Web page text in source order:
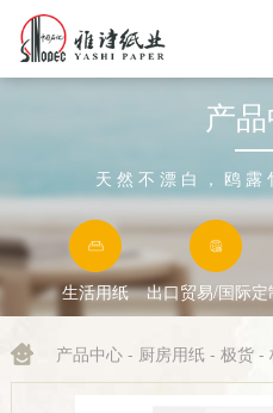
产
天然不漂白，鸥
生活用纸 出口贸易/国际定
产品中心- 厨房用纸- 极货-